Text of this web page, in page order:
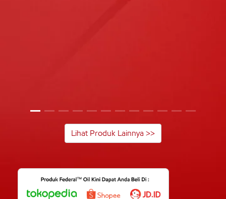
Lihat Produk Lainnya >>